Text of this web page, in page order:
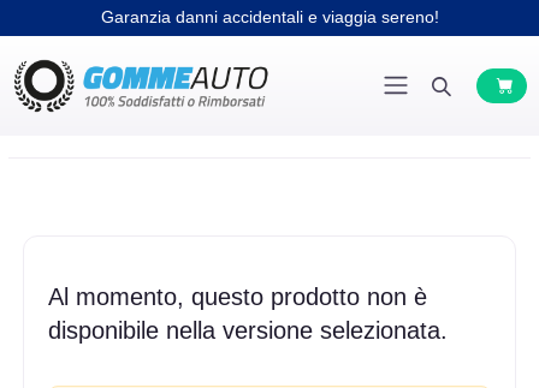
Garanzia danni accidentali e viaggia sereno!
Al momento, questo prodotto non è
disponibile nella versione selezionata.